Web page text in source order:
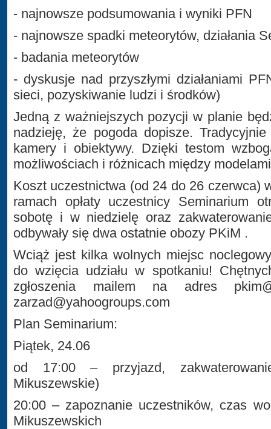
- najnowsze podsumowania i wyniki PFN
- najnowsze spadki meteorytów, działania
- badania meteorytów
- dyskusje nad przyszłymi działaniami
sieci, pozyskiwanie ludzi i środków)
Jedną z ważniejszych pozycji w planie
nadzieję, że pogoda dopisze.
kamery i obiektywy. Dzięki testom
możliwościach i różnicach między
Koszt uczestnictwa (od 24 do 26 czerwca)
ramach opłaty uczestnicy Seminarium
sobotę i w niedzielę oraz
odbywały się dwa ostatnie obozy PKiM .
Wciąż jest kilka wolnych miejsc
do wzięcia udziału w spotkaniu!
zgłoszenia mailem na adres
zarzad@yahoogroups.com
Plan Seminarium:
Piątek, 24.06
od 17:00 – przyjazd,
Mikuszewskie)
20:00 – zapoznanie uczestników, czas
Mikuszewskich